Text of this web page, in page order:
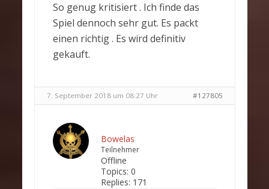
So genug kritisiert . Ich finde das
Spiel dennoch sehr gut. Es packt
einen richtig . Es wird definitiv
gekauft.
7. September 2018 um 08:27 Uhr #127805
Bowelas
Teilnehmer
Offline
Topics: 0
Replies: 171